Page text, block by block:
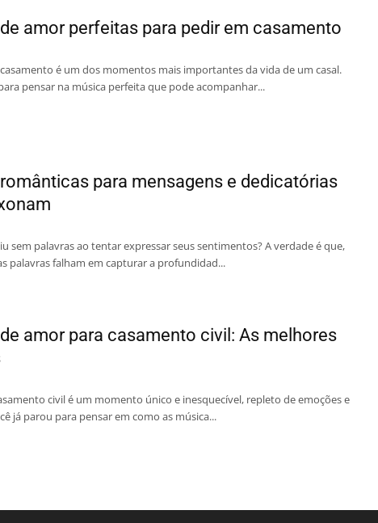
amor perfeitas para pedir em casamento
é um dos momentos mais importantes da vida de um casal.
pensar na música perfeita que pode acompanhar...
para mensagens e dedicatórias
sem palavras ao tentar expressar seus sentimentos? A verdade é que,
palavras falham em capturar a profundidad...
amor para casamento civil: As melhores
civil é um momento único e inesquecível, repleto de emoções e
já parou para pensar em como as música...